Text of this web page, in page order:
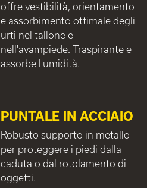
offre vestibilità, orientamento
e assorbimento ottimale degli
urti nel tallone e
nell'avampiede. Traspirante e
assorbe l'umidità.
PUNTALE IN ACCIAIO
Robusto supporto in metallo
per proteggere i piedi dalla
caduta o dal rotolamento di
oggetti.